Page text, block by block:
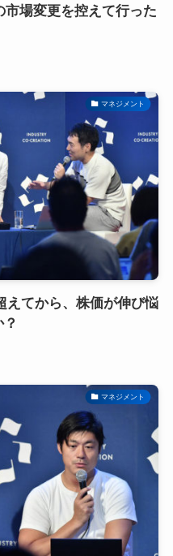
場変更を控えて行った
マネジメント
えてから、株価が伸び悩
マネジメント